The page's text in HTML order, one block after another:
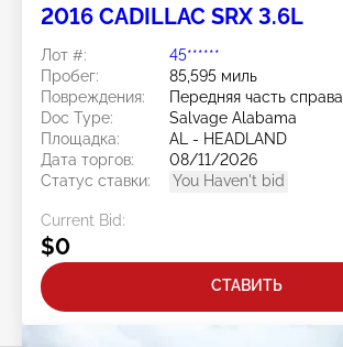
2016 CADILLAC SRX 3.6L
Лот #:
45******
Пробег:
85,595 миль
Повреждения:
Передняя часть справа
Doc Type:
Salvage Alabama
Площадка:
AL - HEADLAND
Дата торгов:
08/11/2026
Статус ставки:
You Haven't bid
Current Bid:
$0
СТАВИТЬ